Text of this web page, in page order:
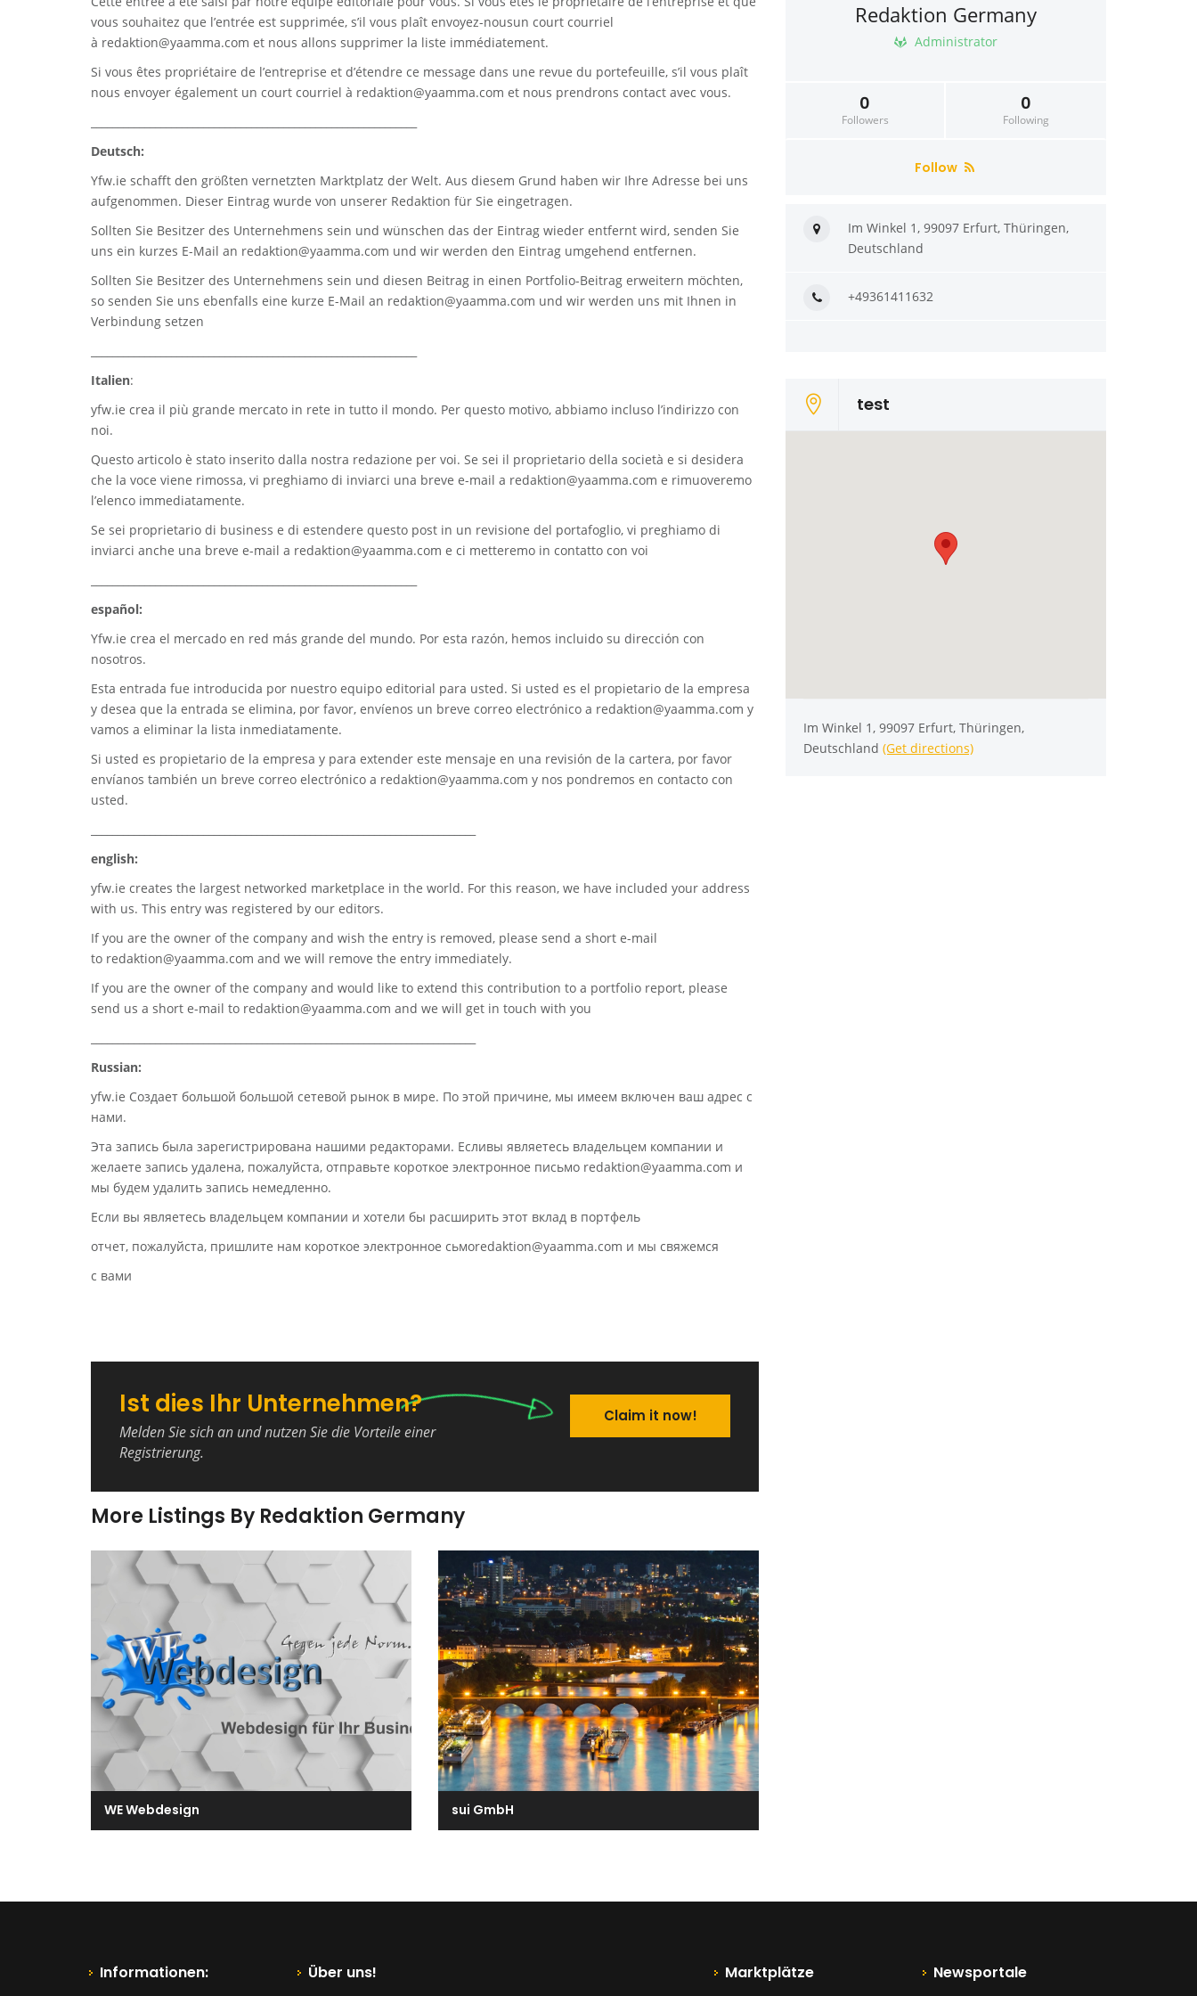
vous souhaitez que l’entrée est supprimée, s’il vous plaît envoyez-nousun court courriel
à redaktion@yaamma.com et nous allons supprimer la liste immédiatement.
Si vous êtes propriétaire de l’entreprise et d’étendre ce message dans une revue du portefeuille, s’il vous plaît
nous envoyer également un court courriel à redaktion@yaamma.com et nous prendrons contact avec vous.
Deutsch:
Yfw.ie schafft den größten vernetzten Marktplatz der Welt. Aus diesem Grund haben wir Ihre Adresse bei uns
aufgenommen. Dieser Eintrag wurde von unserer Redaktion für Sie eingetragen.
Sollten Sie Besitzer des Unternehmens sein und wünschen das der Eintrag wieder entfernt wird, senden Sie
uns ein kurzes E-Mail an redaktion@yaamma.com und wir werden den Eintrag umgehend entfernen.
Sollten Sie Besitzer des Unternehmens sein und diesen Beitrag in einen Portfolio-Beitrag erweitern möchten,
so senden Sie uns ebenfalls eine kurze E-Mail an redaktion@yaamma.com und wir werden uns mit Ihnen in
Verbindung setzen
Italien:
yfw.ie crea il più grande mercato in rete in tutto il mondo. Per questo motivo, abbiamo incluso l’indirizzo con
noi.
Questo articolo è stato inserito dalla nostra redazione per voi. Se sei il proprietario della società e si desidera
che la voce viene rimossa, vi preghiamo di inviarci una breve e-mail a redaktion@yaamma.com e rimuoveremo
l’elenco immediatamente.
Se sei proprietario di business e di estendere questo post in un revisione del portafoglio, vi preghiamo di
inviarci anche una breve e-mail a redaktion@yaamma.com e ci metteremo in contatto con voi
español:
Yfw.ie crea el mercado en red más grande del mundo. Por esta razón, hemos incluido su dirección con
nosotros.
Esta entrada fue introducida por nuestro equipo editorial para usted. Si usted es el propietario de la empresa
y desea que la entrada se elimina, por favor, envíenos un breve correo electrónico a redaktion@yaamma.com y
vamos a eliminar la lista inmediatamente.
Si usted es propietario de la empresa y para extender este mensaje en una revisión de la cartera, por favor
envíanos también un breve correo electrónico a redaktion@yaamma.com y nos pondremos en contacto con
usted.
english:
yfw.ie creates the largest networked marketplace in the world. For this reason, we have included your address
with us. This entry was registered by our editors.
If you are the owner of the company and wish the entry is removed, please send a short e-mail
to redaktion@yaamma.com and we will remove the entry immediately.
If you are the owner of the company and would like to extend this contribution to a portfolio report, please
send us a short e-mail to redaktion@yaamma.com and we will get in touch with you
Russian:
yfw.ie Создает большой большой сетевой рынок в мире. По этой причине, мы имеем включен ваш адрес с
нами.
Эта запись была зарегистрирована нашими редакторами. Есливы являетесь владельцем компании и
желаете запись удалена, пожалуйста, отправьте короткое электронное письмо redaktion@yaamma.com и
мы будем удалить запись немедленно.
Если вы являетесь владельцем компании и хотели бы расширить этот вклад в портфель
отчет, пожалуйста, пришлите нам короткое электронное сьмоredaktion@yaamma.com и мы свяжемся
с вами
Ist dies Ihr Unternehmen?
Melden Sie sich an und nutzen Sie die Vorteile einer
Registrierung.
Claim it now!
More Listings By Redaktion Germany
WE Webdesign sui GmbH
Redaktion Germany
Administrator
0
Followers
0
Following
Follow
Im Winkel 1, 99097 Erfurt, Thüringen,
Deutschland
+49361411632
test
Im Winkel 1, 99097 Erfurt, Thüringen,
Deutschland (Get directions)
Informationen: Über uns! Marktplätze Newsportale